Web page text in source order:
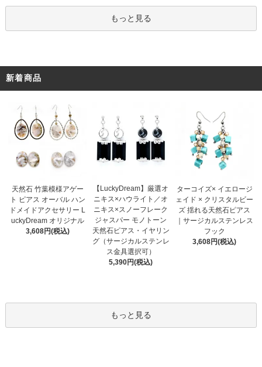
もっと見る
新着商品
天然石 竹葉模様アゲー
ト ピアス オーバル ハン
ドメイドアクセサリー L
uckyDream オリジナル
3,608円(税込)
【LuckyDream】厳選オ
ニキス×ハウライト／オ
ニキス×スノーフレーク
ジャスパー モノトーン
天然石ピアス・イヤリン
グ（サージカルステンレ
ス金具選択可）
5,390円(税込)
ターコイズ× イエロージ
ェイド × クリスタルビー
ズ 揺れる天然石ピアス
｜サージカルステンレス
フック
3,608円(税込)
もっと見る